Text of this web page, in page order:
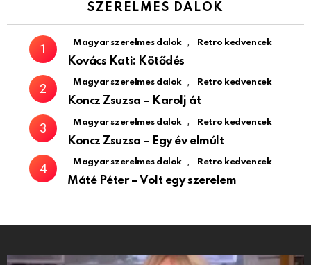
SZERELMES DALOK
Magyar szerelmes dalok , Retro kedvencek
Kovács Kati: Kötődés
Magyar szerelmes dalok , Retro kedvencek
Koncz Zsuzsa – Karolj át
Magyar szerelmes dalok , Retro kedvencek
Koncz Zsuzsa – Egy év elmúlt
Magyar szerelmes dalok , Retro kedvencek
Máté Péter – Volt egy szerelem